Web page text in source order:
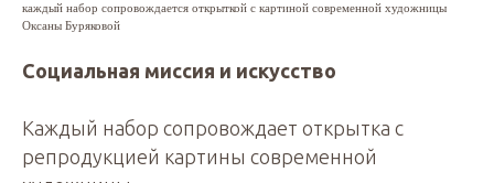
каждый набор сопровождается открыткой с картиной современной художницы
Оксаны Буряковой
Социальная миссия и искусство
Каждый набор сопровождает открытка с
репродукцией картины современной